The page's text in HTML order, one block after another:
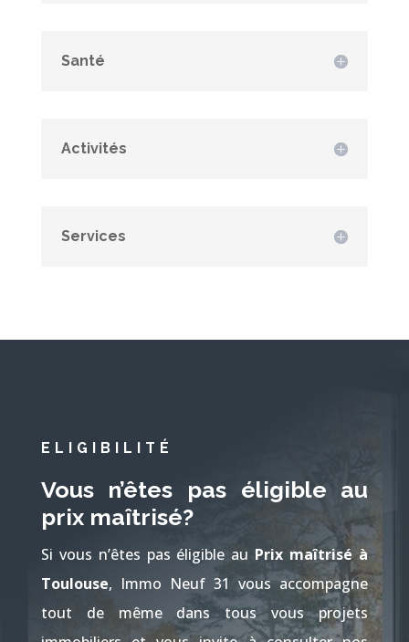
Santé
Activités
Services
ELIGIBILITÉ
Vous n’êtes pas éligible au
prix maîtrisé?
Si vous n’êtes pas éligible au Prix maîtrisé à
Toulouse, Immo Neuf 31 vous accompagne
tout de même dans tous vous projets